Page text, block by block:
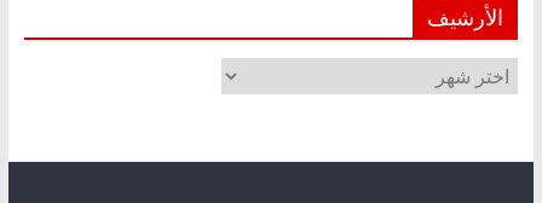
الأرشيف
الأرشيف